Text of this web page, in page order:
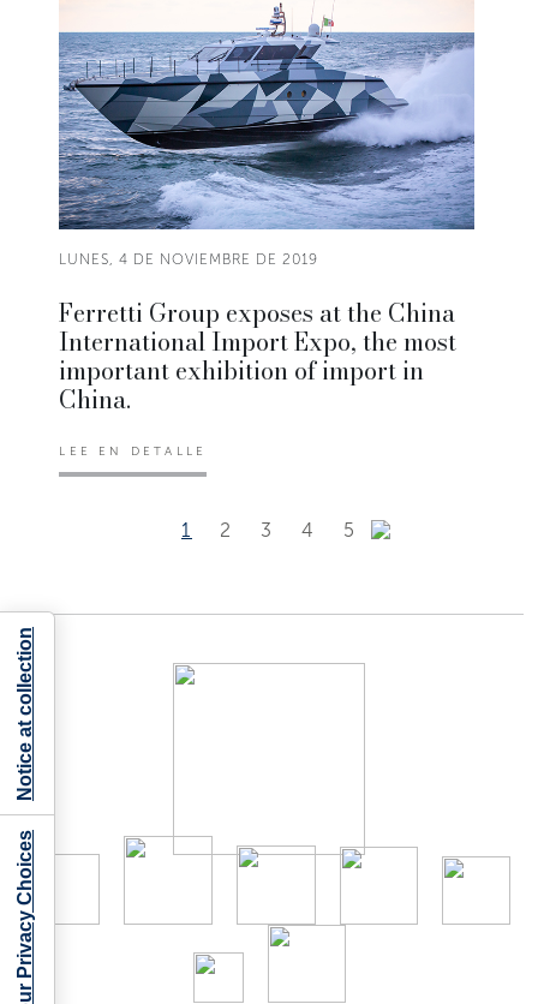
LUNES, 4 DE NOVIEMBRE DE 2019
Ferretti Group exposes at the China
International Import Expo, the most
important exhibition of import in
China.
LEE EN DETALLE
1 2 3 4 5
Your Privacy Choices
Notice at collection